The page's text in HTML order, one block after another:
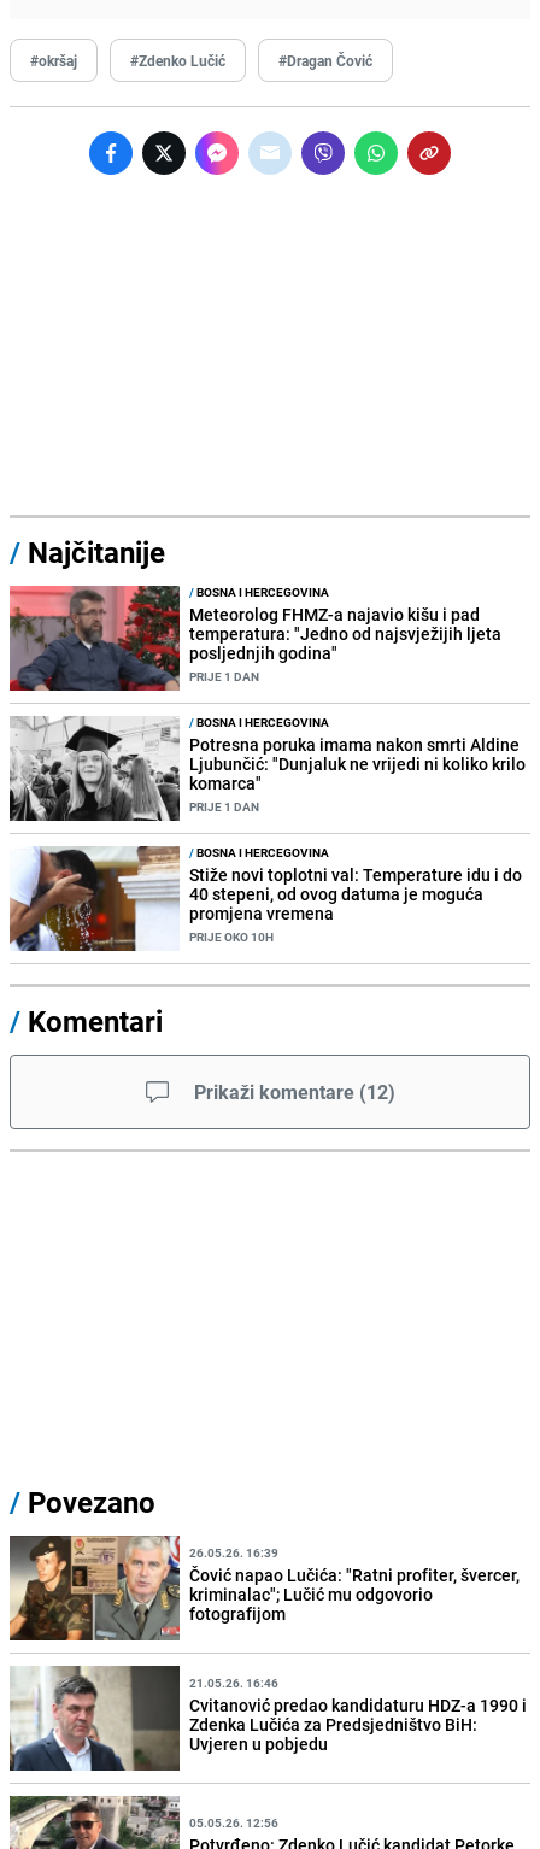
#okršaj #Zdenko Lučić #Dragan Čović
/ Najčitanije
/BOSNA I HERCEGOVINA
Meteorolog FHMZ-a najavio kišu i pad
temperatura: "Jedno od najsvježijih ljeta
posljednjih godina"
PRIJE 1 DAN
/BOSNA I HERCEGOVINA
Potresna poruka imama nakon smrti Aldine
Ljubunčić: "Dunjaluk ne vrijedi ni koliko krilo
komarca"
PRIJE 1 DAN
/BOSNA I HERCEGOVINA
Stiže novi toplotni val: Temperature idu i do
40 stepeni, od ovog datuma je moguća
promjena vremena
PRIJE OKO 10H
/ Komentari
Prikaži komentare (12)
/ Povezano
26.05.26. 16:39
Čović napao Lučića: "Ratni profiter, švercer,
kriminalac"; Lučić mu odgovorio
fotografijom
21.05.26. 16:46
Cvitanović predao kandidaturu HDZ-a 1990 i
Zdenka Lučića za Predsjedništvo BiH:
Uvjeren u pobjedu
05.05.26. 12:56